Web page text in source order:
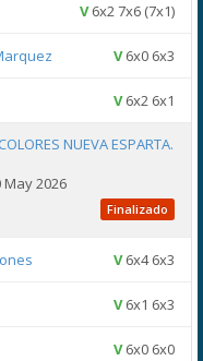
V6x2 7x6 (7x1)
V6x0 6x3
V6x2 6x1
NUEVA ESPARTA.
2026
Finalizado
V6x4 6x3
V6x1 6x3
V6x0 6x0